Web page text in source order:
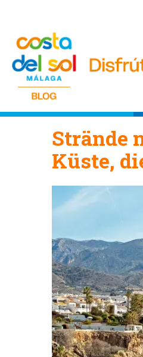
Strände
Küste,